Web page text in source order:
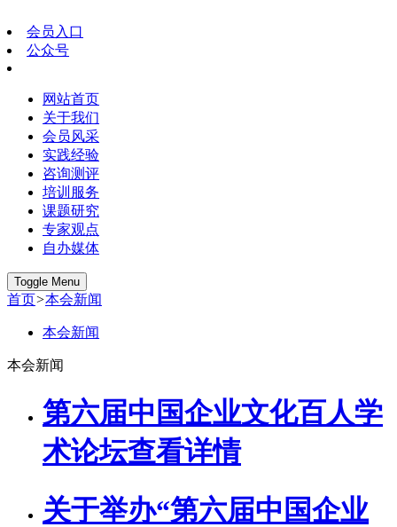
会员入口
公众号
网站首页
关于我们
会员风采
实践经验
咨询测评
培训服务
课题研究
专家观点
自办媒体
Toggle Menu
首页>本会新闻
本会新闻
本会新闻
第六届中国企业文化百人学
术论坛查看详情
关于举办“第六届中国企业